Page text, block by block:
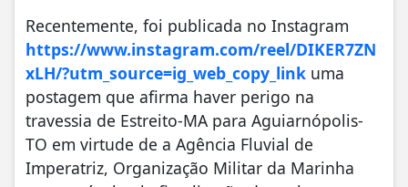
Recentemente, foi publicada no Instagram
https://www.instagram.com/reel/DIKER7ZN
xLH/?utm_source=ig_web_copy_link uma
postagem que afirma haver perigo na
travessia de Estreito-MA para Aguiarnópolis-
TO em virtude de a Agência Fluvial de
Imperatriz, Organização Militar da Marinha